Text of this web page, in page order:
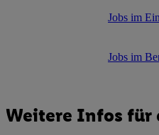
Jobs im
Jobs im
Weitere Infos für